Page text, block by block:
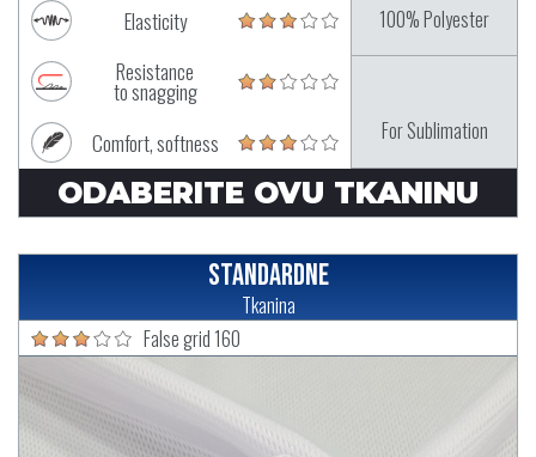
Elasticity
Resistance
to snagging
Comfort, softness
100% Polyester
For Sublimation
ODABERITE OVU TKANINU
Standardne
Tkanina
False grid 160